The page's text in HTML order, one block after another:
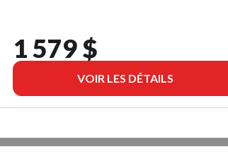
1 579 $
VOIR LES DÉTAILS